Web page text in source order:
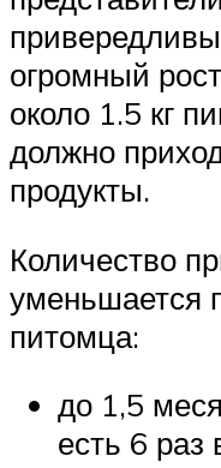
огромный
около 1.5 кг
должно
продукты.
Количество
уменьшается
питомца:
до 1,5
есть 6 раз